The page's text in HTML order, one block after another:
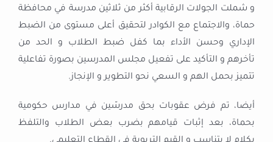
و شملت الجولات الرقابية أكثر من ثلاثين مدرسة في محافظة
حماة، والاجتماع مع الكوادر لتحقيق أعلى مستوى من الضبط
الإداري وحسن الأداء بما كفل ضبط الطلاب و الحد من
تأخرهم و التأكيد على تفعيل مجلس المدرسين بصورة تفاعلية
تتميز بحمل الهم و السعي نحو التطوير و الإنجاز.
أيضا، تم فرض عقوبات بحق مدرسّين في مدارس حكومية
بحماة، بعد إثبات قيامهم بضرب بعض الطلاب والتلفظ